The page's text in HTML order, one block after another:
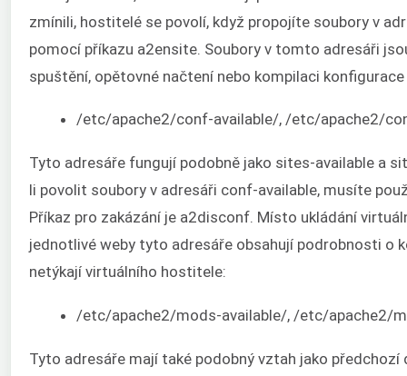
zmínili, hostitelé se povolí, když propojíte soubory v
pomocí příkazu a2ensite. Soubory v tomto adresáři
spuštění, opětovné načtení nebo kompilaci konfigurace
/etc/apache2/conf-available/, /etc/apache2/
Tyto adresáře fungují podobně jako sites-available a
li povolit soubory v adresáři conf-available, musíte
Příkaz pro zakázání je a2disconf. Místo ukládání
jednotlivé weby tyto adresáře obsahují podrobnosti o
netýkají virtuálního hostitele:
/etc/apache2/mods-available/, /etc/apache2/
Tyto adresáře mají také podobný vztah jako předchozí